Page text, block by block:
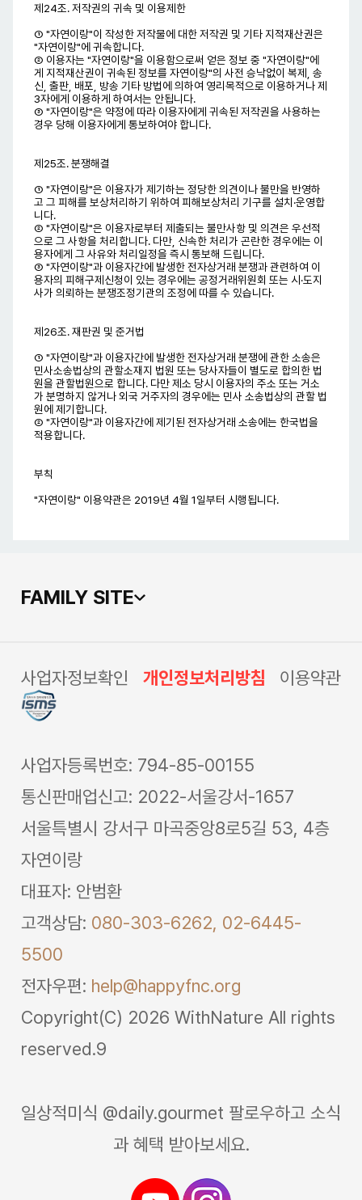
제24조. 저작권의 귀속 및 이용제한
① "자연이랑"이 작성한 저작물에 대한 저작권 및 기타 지적재산권은
"자연이랑"에 귀속합니다.
② 이용자는 "자연이랑"을 이용함으로써 얻은 정보 중 "자연이랑"에
게 지적재산권이 귀속된 정보를 자연이랑"의 사전 승낙없이 복제, 송
신, 출판, 배포, 방송 기타 방법에 의하여 영리목적으로 이용하거나 제
3자에게 이용하게 하여서는 안됩니다.
③ "자연이랑"은 약정에 따라 이용자에게 귀속된 저작권을 사용하는
경우 당해 이용자에게 통보하여야 합니다.
제25조. 분쟁해결
① "자연이랑"은 이용자가 제기하는 정당한 의견이나 불만을 반영하
고 그 피해를 보상처리하기 위하여 피해보상처리 기구를 설치·운영합
니다.
② "자연이랑"은 이용자로부터 제출되는 불만사항 및 의견은 우선적
으로 그 사항을 처리합니다. 다만, 신속한 처리가 곤란한 경우에는 이
용자에게 그 사유와 처리일정을 즉시 통보해 드립니다.
③ "자연이랑"과 이용자간에 발생한 전자상거래 분쟁과 관련하여 이
용자의 피해구제신청이 있는 경우에는 공정거래위원회 또는 시·도지
사가 의뢰하는 분쟁조정기관의 조정에 따를 수 있습니다.
제26조. 재판권 및 준거법
① "자연이랑"과 이용자간에 발생한 전자상거래 분쟁에 관한 소송은
민사소송법상의 관할소재지 법원 또는 당사자들이 별도로 합의한 법
원을 관할법원으로 합니다. 다만 제소 당시 이용자의 주소 또는 거소
가 분명하지 않거나 외국 거주자의 경우에는 민사 소송법상의 관할 법
원에 제기합니다.
② "자연이랑"과 이용자간에 제기된 전자상거래 소송에는 한국법을
적용합니다.
부칙
"자연이랑" 이용약관은 2019년 4월 1일부터 시행됩니다.
FAMILY SITE
사업자정보확인 개인정보처리방침 이용약관
사업자등록번호: 794-85-00155
통신판매업신고: 2022-서울강서-1657
서울특별시 강서구 마곡중앙8로5길 53, 4층
자연이랑
대표자: 안범환
고객상담: 080-303-6262, 02-6445-
5500
전자우편: help@happyfnc.org
Copyright(C) 2026 WithNature All rights
reserved.9
일상적미식 @daily.gourmet 팔로우하고 소식
과 혜택 받아보세요.